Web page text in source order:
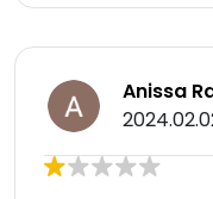
Anissa